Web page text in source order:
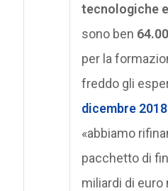
tecnologiche
sono ben
per la
freddo gli
dicembre 2018
«abbiamo
pacchetto di
miliardi di euro